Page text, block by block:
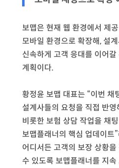
보맵은 현재 웹 환경에서 제
모바일 환경으로 확장해, 설
신속하게 고객 응대를 이어
계획이다.
황정윤 보맵 대표는 “이번 채
설계사들의 요청을 직접 반
비롯한 보험 상담 작업을 채
보맵플래너의 핵심 업데이트
어디서든 고객의 보장 상황
수 있도록 보맵플래너를 지